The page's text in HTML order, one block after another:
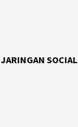
JARINGAN SOCIAL